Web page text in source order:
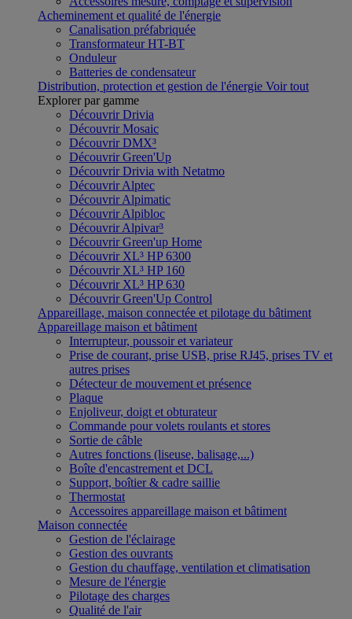
Acheminement et qualité de l'énergie
Canalisation préfabriquée
Transformateur HT-BT
Onduleur
Batteries de condensateur
Distribution, protection et gestion de l'énergie Voir tout
Explorer par gamme
Découvrir Drivia
Découvrir Mosaic
Découvrir DMX³
Découvrir Green'Up
Découvrir Drivia with Netatmo
Découvrir Alptec
Découvrir Alpimatic
Découvrir Alpibloc
Découvrir Alpivar³
Découvrir Green'up Home
Découvrir XL³ HP 6300
Découvrir XL³ HP 160
Découvrir XL³ HP 630
Découvrir Green'Up Control
Appareillage, maison connectée et pilotage du bâtiment
Appareillage maison et bâtiment
Interrupteur, poussoir et variateur
Prise de courant, prise USB, prise RJ45, prises TV et
autres prises
Détecteur de mouvement et présence
Plaque
Enjoliveur, doigt et obturateur
Commande pour volets roulants et stores
Sortie de câble
Autres fonctions (liseuse, balisage,...)
Boîte d'encastrement et DCL
Support, boîtier & cadre saillie
Thermostat
Accessoires appareillage maison et bâtiment
Maison connectée
Gestion de l'éclairage
Gestion des ouvrants
Gestion du chauffage, ventilation et climatisation
Mesure de l'énergie
Pilotage des charges
Qualité de l'air